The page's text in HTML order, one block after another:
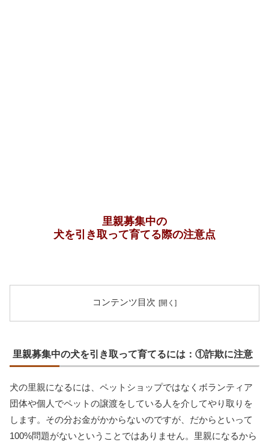
里親募集中の
犬を引き取って育てる際の注意点
コンテンツ目次
里親募集中の犬を引き取って育てるには：①詐欺に注意
犬の里親になるには、ペットショップではなくボランティア
団体や個人でペットの譲渡をしている人を介してやり取りを
します。その分お金がかからないのですが、だからといって
100%問題がないということではありません。里親になるから